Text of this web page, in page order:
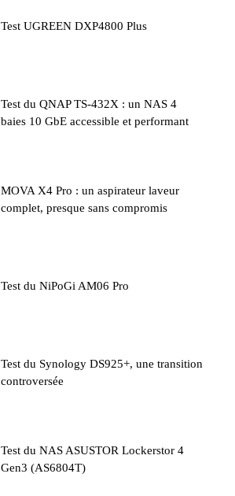
Test UGREEN DXP4800 Plus
Test du QNAP TS-432X : un NAS 4
baies 10 GbE accessible et performant
MOVA X4 Pro : un aspirateur laveur
complet, presque sans compromis
Test du NiPoGi AM06 Pro
Test du Synology DS925+, une transition
controversée
Test du NAS ASUSTOR Lockerstor 4
Gen3 (AS6804T)